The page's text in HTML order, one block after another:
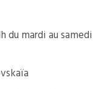
du mardi au samedi